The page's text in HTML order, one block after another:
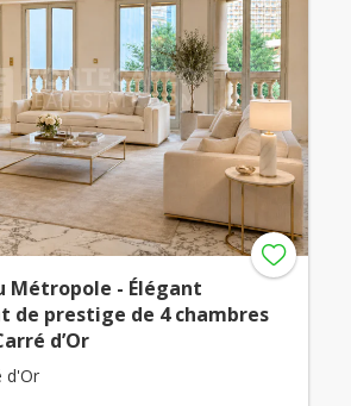
Métropole - Élégant
de prestige de 4 chambres
d’Or
d'Or